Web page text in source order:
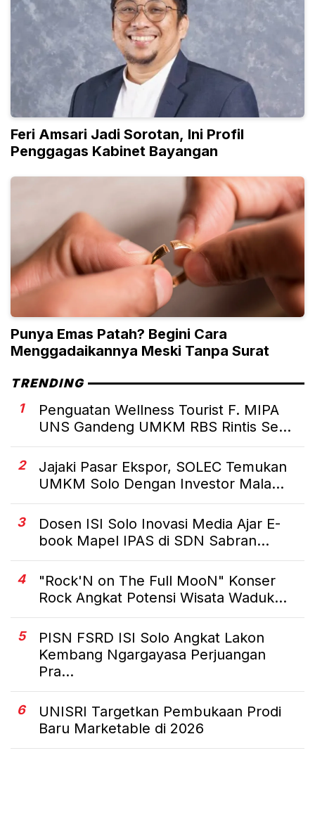
Feri Amsari Jadi Sorotan, Ini Profil
Penggagas Kabinet Bayangan
Punya Emas Patah? Begini Cara
Menggadaikannya Meski Tanpa Surat
TRENDING
1
Penguatan Wellness Tourist F. MIPA
UNS Gandeng UMKM RBS Rintis Se...
2
Jajaki Pasar Ekspor, SOLEC Temukan
UMKM Solo Dengan Investor Mala...
3
Dosen ISI Solo Inovasi Media Ajar E-
book Mapel IPAS di SDN Sabran...
4
"Rock'N on The Full MooN" Konser
Rock Angkat Potensi Wisata Waduk...
5
PISN FSRD ISI Solo Angkat Lakon
Kembang Ngargayasa Perjuangan
Pra...
6
UNISRI Targetkan Pembukaan Prodi
Baru Marketable di 2026